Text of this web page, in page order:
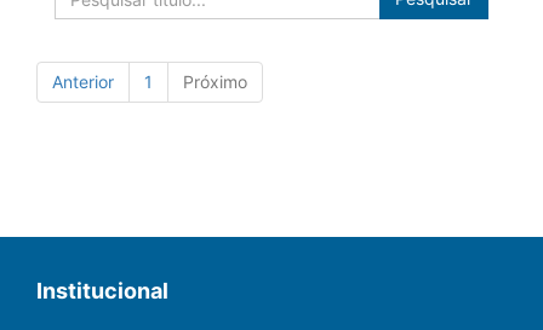
Anterior 1 Próximo
Institucional